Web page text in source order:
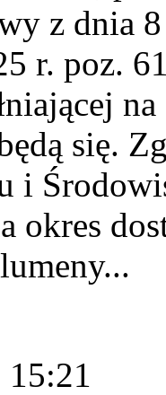
z dnia
r. poz.
się.
i
okres
15:21